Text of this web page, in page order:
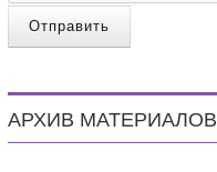
Отправить
АРХИВ МАТЕРИАЛОВ